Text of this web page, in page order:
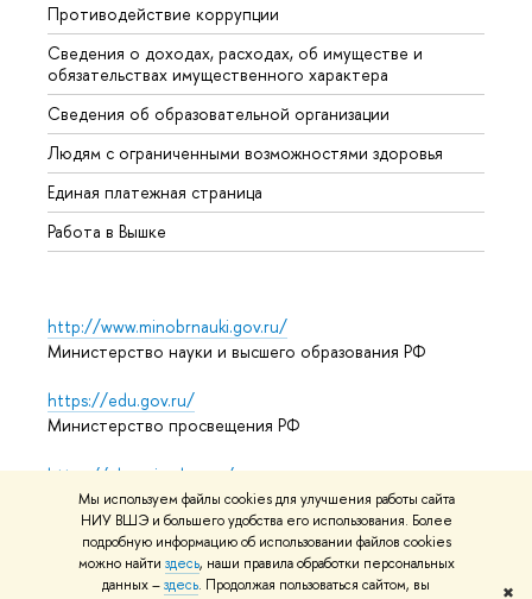
Мы используем файлы cookies для улучшения работы сайта
НИУ ВШЭ и большего удобства его использования. Более
подробную информацию об использовании файлов cookies
можно найти здесь, наши правила обработки персональных
данных –здесь. Продолжая пользоваться сайтом, вы
✖
Противодействие коррупции
Сведения о доходах, расходах, об имуществе и
обязательствах имущественного характера
Сведения об образовательной организации
Людям с ограниченными возможностями здоровья
Единая платежная страница
Работа в Вышке
http://www.minobrnauki.gov.ru/
Министерство науки и высшего образования РФ
https://edu.gov.ru/
Министерство просвещения РФ
https://elearning.hse.ru/mooc
Массовые открытые онлайн-курсы
© НИУ ВШЭ 1993–2026 Адреса и контактыУсловия